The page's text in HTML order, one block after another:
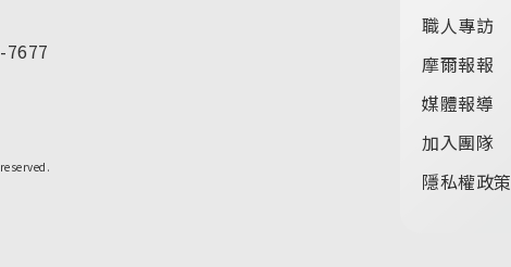
7677
職人專訪
摩爾報報
媒體報導
加入團隊
隱私權政策